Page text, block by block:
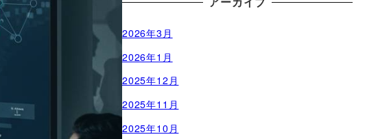
2026年3月
2026年1月
2025年12月
2025年11月
2025年10月